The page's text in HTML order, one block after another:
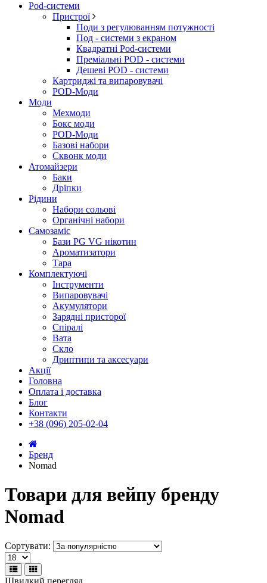
Pod-системи
Пристрої
Поди з регулюванням потужності
Под - системи з екраном
Квадратні Pod-системи
Преміальні POD - системи
Дешеві POD - системи
Картриджі та випаровувачі
POD-Моди
Моди
Мехмоди
Бокс моди
POD-Моди
Базові набори
Сквонк моди
Атомайзери
Баки
Дріпки
Рідини
Набори сольові
Органічні набори
Самозаміс
Бази PG VG нікотин
Ароматизатори
Тара
Комплектуючі
Інструменти
Випаровувачі
Акумулятори
Зарядні присторої
Спіралі
Вата
Скло
Дриптипи та аксесуари
Акції
Головна
Оплата і доставка
Блог
Контакти
+38 (096) 205-02-04
Бренд
Nomad
Товари для вейпу бренду
Nomad
Сортувати:
Швидкий перегляд